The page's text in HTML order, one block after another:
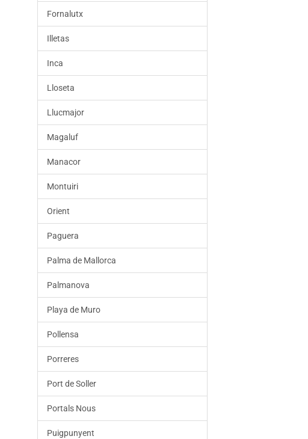
Fornalutx
Illetas
Inca
Lloseta
Llucmajor
Magaluf
Manacor
Montuiri
Orient
Paguera
Palma de Mallorca
Palmanova
Playa de Muro
Pollensa
Porreres
Port de Soller
Portals Nous
Puigpunyent